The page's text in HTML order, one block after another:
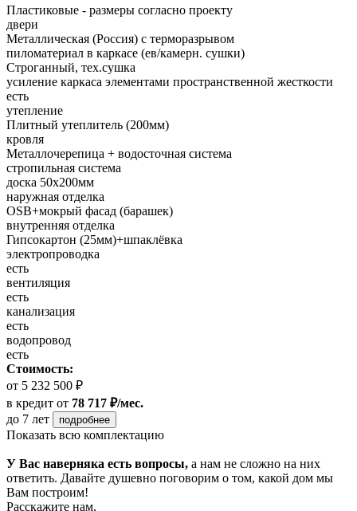
Пластиковые - размеры согласно проекту
двери
Металлическая (Россия) с терморазрывом
пиломатериал в каркасе (ев/камерн. сушки)
Строганный, тех.сушка
усиление каркаса элементами пространственной жесткости
есть
утепление
Плитный утеплитель (200мм)
кровля
Металлочерепица + водосточная система
стропильная система
доска 50х200мм
наружная отделка
OSB+мокрый фасад (барашек)
внутренняя отделка
Гипсокартон (25мм)+шпаклёвка
электропроводка
есть
вентиляция
есть
канализация
есть
водопровод
есть
Стоимость:
от 5 232 500 ₽
в кредит от 78 717 ₽/мес.
до 7 лет
подробнее
Показать всю комплектацию
У Вас наверняка есть вопросы, а нам не сложно на них
ответить. Давайте душевно поговорим о том, какой дом мы
Вам построим!
Расскажите нам,